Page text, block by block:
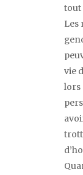
tout
Les
vie
lors